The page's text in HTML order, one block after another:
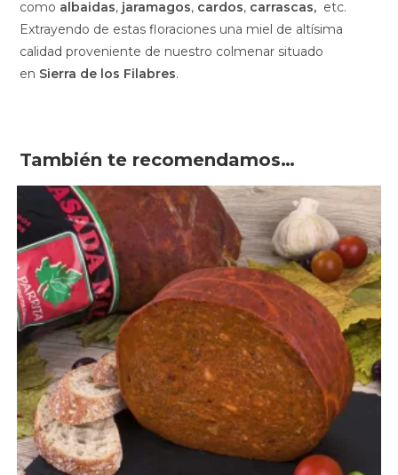
como albaidas, jaramagos, cardos, carrascas, etc.
Extrayendo de estas floraciones una miel de altísima
calidad proveniente de nuestro colmenar situado
en Sierra de los Filabres.
También te recomendamos…